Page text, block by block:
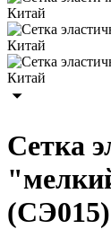
Сетка
(СЭ015)